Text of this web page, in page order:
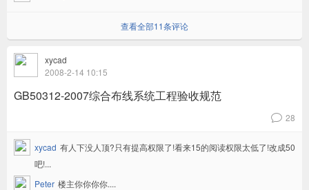
查看全部11条评论
xycad
2008-2-14 10:15
GB50312-2007综合布线系统工程验收规范
v 28
xycad 有人下没人顶?只有提高权限了!看来15的阅读权限太低了!改成50
吧!...
Peter 楼主你你你你....